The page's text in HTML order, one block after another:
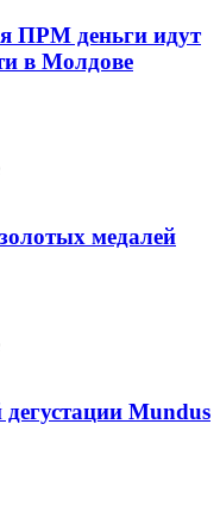
ПРМ деньги идут
в Молдове
медалей
Mundus